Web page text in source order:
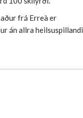
frá Erreà er
án allra heilsuspillandi